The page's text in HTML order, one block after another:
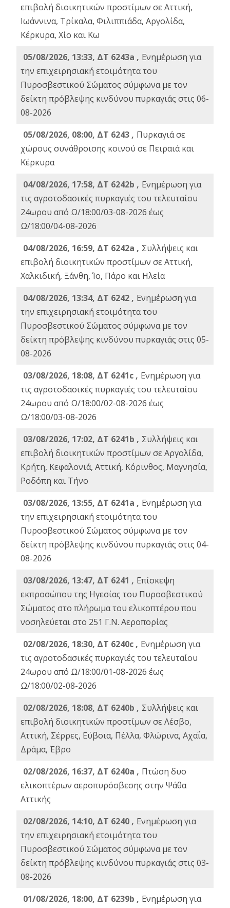
επιβολή διοικητικών προστίμων σε Αττική,
Ιωάννινα, Τρίκαλα, Φιλιππιάδα, Αργολίδα,
Κέρκυρα, Χίο και Κω
05/08/2026, 13:33, ΔΤ 6243a , Ενημέρωση για
την επιχειρησιακή ετοιμότητα του
Πυροσβεστικού Σώματος σύμφωνα με τον
δείκτη πρόβλεψης κινδύνου πυρκαγιάς στις 06-
08-2026
05/08/2026, 08:00, ΔΤ 6243 , Πυρκαγιά σε
χώρους συνάθροισης κοινού σε Πειραιά και
Κέρκυρα
04/08/2026, 17:58, ΔΤ 6242b , Ενημέρωση για
τις αγροτοδασικές πυρκαγιές του τελευταίου
24ωρου από Ω/18:00/03-08-2026 έως
Ω/18:00/04-08-2026
04/08/2026, 16:59, ΔΤ 6242a , Συλλήψεις και
επιβολή διοικητικών προστίμων σε Αττική,
Χαλκιδική, Ξάνθη, Ίο, Πάρο και Ηλεία
04/08/2026, 13:34, ΔΤ 6242 , Ενημέρωση για
την επιχειρησιακή ετοιμότητα του
Πυροσβεστικού Σώματος σύμφωνα με τον
δείκτη πρόβλεψης κινδύνου πυρκαγιάς στις 05-
08-2026
03/08/2026, 18:08, ΔΤ 6241c , Ενημέρωση για
τις αγροτοδασικές πυρκαγιές του τελευταίου
24ωρου από Ω/18:00/02-08-2026 έως
Ω/18:00/03-08-2026
03/08/2026, 17:02, ΔΤ 6241b , Συλλήψεις και
επιβολή διοικητικών προστίμων σε Αργολίδα,
Κρήτη, Κεφαλονιά, Αττική, Κόρινθος, Μαγνησία,
Ροδόπη και Τήνο
03/08/2026, 13:55, ΔΤ 6241a , Ενημέρωση για
την επιχειρησιακή ετοιμότητα του
Πυροσβεστικού Σώματος σύμφωνα με τον
δείκτη πρόβλεψης κινδύνου πυρκαγιάς στις 04-
08-2026
03/08/2026, 13:47, ΔΤ 6241 , Επίσκεψη
εκπροσώπου της Ηγεσίας του Πυροσβεστικού
Σώματος στο πλήρωμα του ελικοπτέρου που
νοσηλεύεται στο 251 Γ.Ν. Αεροπορίας
02/08/2026, 18:30, ΔΤ 6240c , Ενημέρωση για
τις αγροτοδασικές πυρκαγιές του τελευταίου
24ωρου από Ω/18:00/01-08-2026 έως
Ω/18:00/02-08-2026
02/08/2026, 18:08, ΔΤ 6240b , Συλλήψεις και
επιβολή διοικητικών προστίμων σε Λέσβο,
Αττική, Σέρρες, Εύβοια, Πέλλα, Φλώρινα, Αχαΐα,
Δράμα, Έβρο
02/08/2026, 16:37, ΔΤ 6240a , Πτώση δυο
ελικοπτέρων αεροπυρόσβεσης στην Ψάθα
Αττικής
02/08/2026, 14:10, ΔΤ 6240 , Ενημέρωση για
την επιχειρησιακή ετοιμότητα του
Πυροσβεστικού Σώματος σύμφωνα με τον
δείκτη πρόβλεψης κινδύνου πυρκαγιάς στις 03-
08-2026
01/08/2026, 18:00, ΔΤ 6239b , Ενημέρωση για